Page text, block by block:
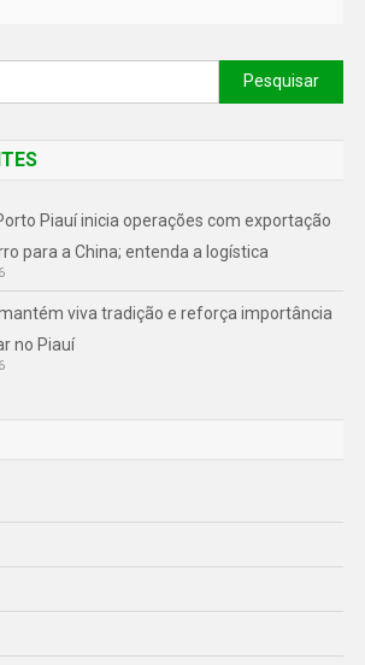
Piauí inicia operações com exportação
para a China; entenda a logística
viva tradição e reforça importância
no Piauí